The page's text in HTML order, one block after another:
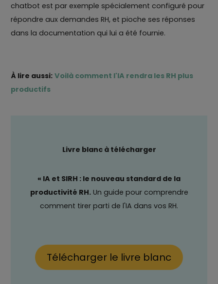
chatbot est par exemple spécialement configuré pour
répondre aux demandes RH, et pioche ses réponses
dans la documentation qui lui a été fournie.
À lire aussi: Voilà comment l'IA rendra les RH plus
productifs
Livre blanc à télécharger
« IA et SIRH : le nouveau standard de la
productivité RH.Un guide pour comprendre
comment tirer parti de l'IA dans vos RH.
Télécharger le livre blanc